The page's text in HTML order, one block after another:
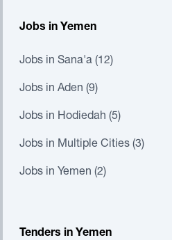
Jobs in Yemen
Jobs in Sana'a (12)
Jobs in Aden (9)
Jobs in Hodiedah (5)
Jobs in Multiple Cities (3)
Jobs in Yemen (2)
Tenders in Yemen